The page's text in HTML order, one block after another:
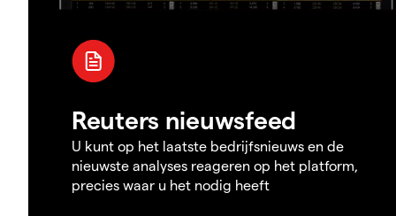
Reuters nieuwsfeed
U kunt op het laatste bedrijfsnieuws en de
nieuwste analyses reageren op het platform,
precies waar u het nodig heeft